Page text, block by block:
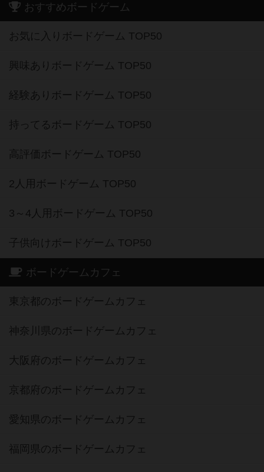
おすすめボードゲーム
お気に入りボードゲーム TOP50
興味ありボードゲーム TOP50
経験ありボードゲーム TOP50
持ってるボードゲーム TOP50
高評価ボードゲーム TOP50
2人用ボードゲーム TOP50
3～4人用ボードゲーム TOP50
子供向けボードゲーム TOP50
ボードゲームカフェ
東京都のボードゲームカフェ
神奈川県のボードゲームカフェ
大阪府のボードゲームカフェ
京都府のボードゲームカフェ
愛知県のボードゲームカフェ
福岡県のボードゲームカフェ